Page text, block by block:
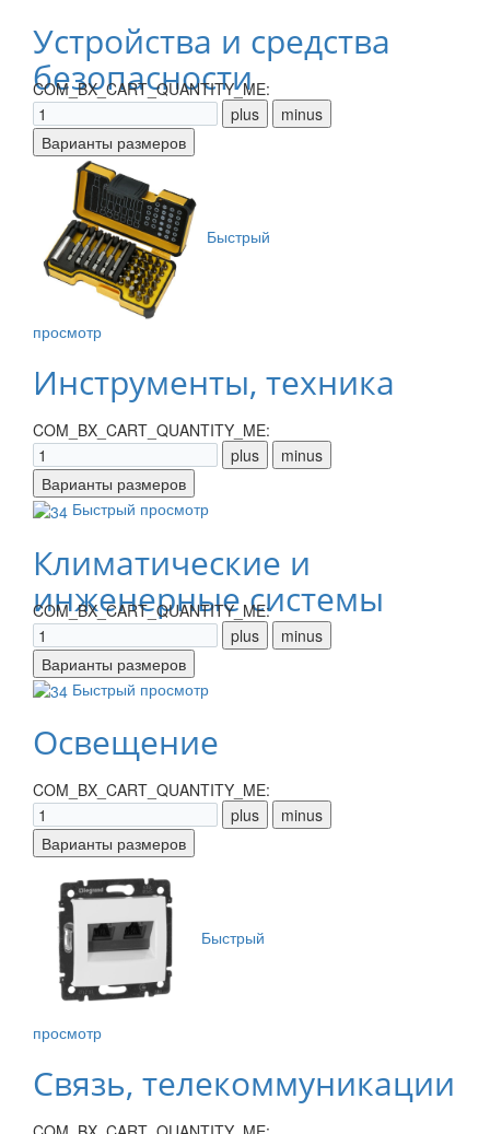
Устройства и средства
безопасности
COM_BX_CART_QUANTITY_ME:
Быстрый
просмотр
Инструменты, техника
COM_BX_CART_QUANTITY_ME:
Быстрый просмотр
Климатические и
инженерные системы
COM_BX_CART_QUANTITY_ME:
Быстрый просмотр
Освещение
COM_BX_CART_QUANTITY_ME:
Быстрый
просмотр
Связь, телекоммуникации